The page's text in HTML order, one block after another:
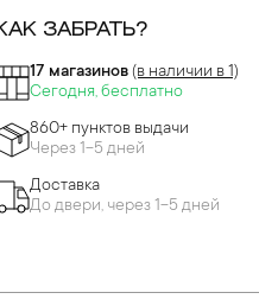
ЗАБРАТЬ?
17 магазинов (в наличии в 1)
Сегодня, бесплатно
860+ пунктов выдачи
Через 1-5 дней
Доставка
До двери, через 1-5 дней